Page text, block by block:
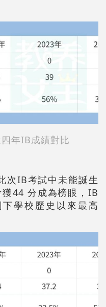
年IB成績對比
次IB考試中未能誕生
44 分成為榜眼，IB
學校歷史以來最高